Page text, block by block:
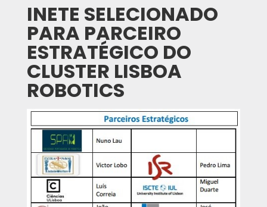
INETE SELECIONADO
PARA PARCEIRO
ESTRATÉGICO DO
CLUSTER LISBOA
ROBOTICS